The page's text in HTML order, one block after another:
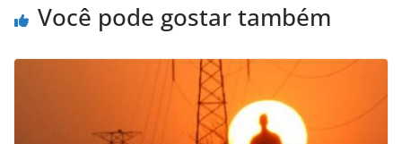
Você pode gostar também